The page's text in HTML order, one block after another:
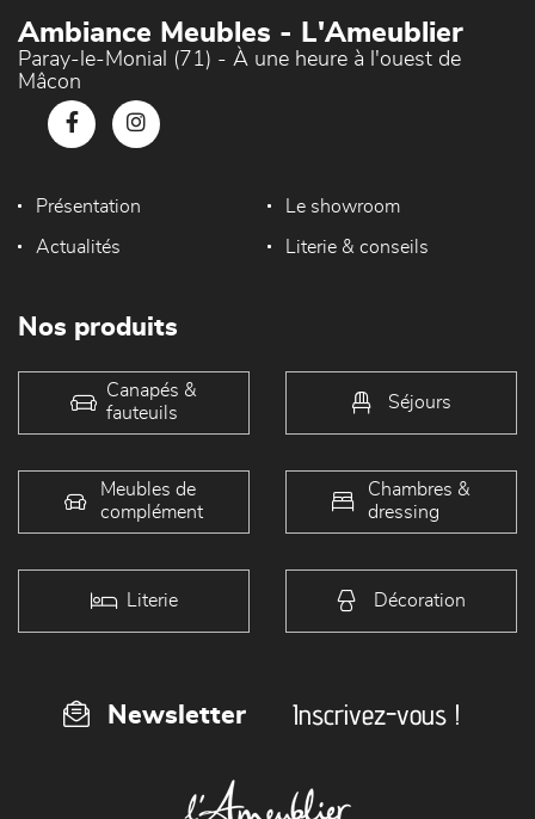
Ambiance Meubles - L'Ameublier
Paray-le-Monial (71) - À une heure à l'ouest de
Mâcon
Présentation Le showroom
Actualités Literie & conseils
Nos produits
Canapés &
fauteuils
Séjours
Meubles de
complément
Chambres &
dressing
Literie Décoration
Newsletter Inscrivez-vous !